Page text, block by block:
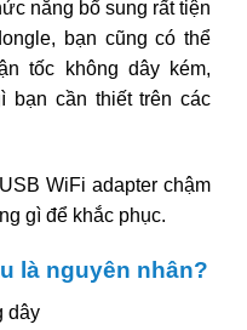
năng bổ sung rất tiện
bạn cũng có thể
tốc không dây kém,
bạn cần thiết trên các
WiFi adapter chậm
gì để khắc phục.
là nguyên nhân?
dây